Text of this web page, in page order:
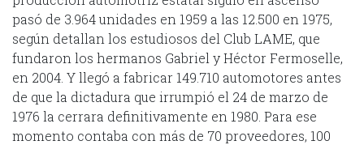
pasó de 3.964 unidades en 1959 a las 12.500 en 1975,
según detallan los estudiosos del Club LAME, que
fundaron los hermanos Gabriel y Héctor Fermoselle,
en 2004. Y llegó a fabricar 149.710 automotores antes
de que la dictadura que irrumpió el 24 de marzo de
1976 la cerrara definitivamente en 1980. Para ese
momento contaba con más de 70 proveedores, 100